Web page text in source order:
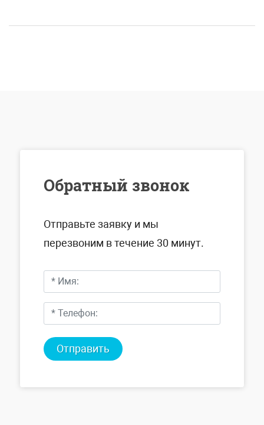
Обратный звонок
Отправьте заявку и мы
перезвоним в течение 30 минут.
Отправить